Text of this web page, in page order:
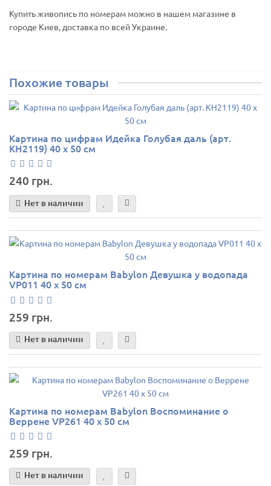
Купить живопись по номерам можно в нашем магазине в
городе Киев, доставка по всей Украине.
Похожие товары
Картина по цифрам Идейка Голубая даль (арт.
KH2119) 40 х 50 см
240 грн.
Нет в наличии
Картина по номерам Babylon Девушка у водопада
VP011 40 х 50 см
259 грн.
Нет в наличии
Картина по номерам Babylon Воспоминание о
Веррене VP261 40 х 50 см
259 грн.
Нет в наличии